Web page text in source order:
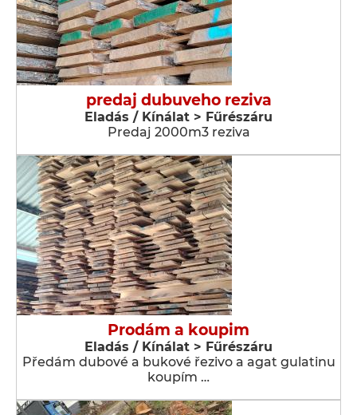
predaj dubuveho reziva
Eladás / Kínálat > Fűrészáru
Predaj 2000m3 reziva
Prodám a koupim
Eladás / Kínálat > Fűrészáru
Předám dubové a bukové řezivo a agat gulatinu
koupím …